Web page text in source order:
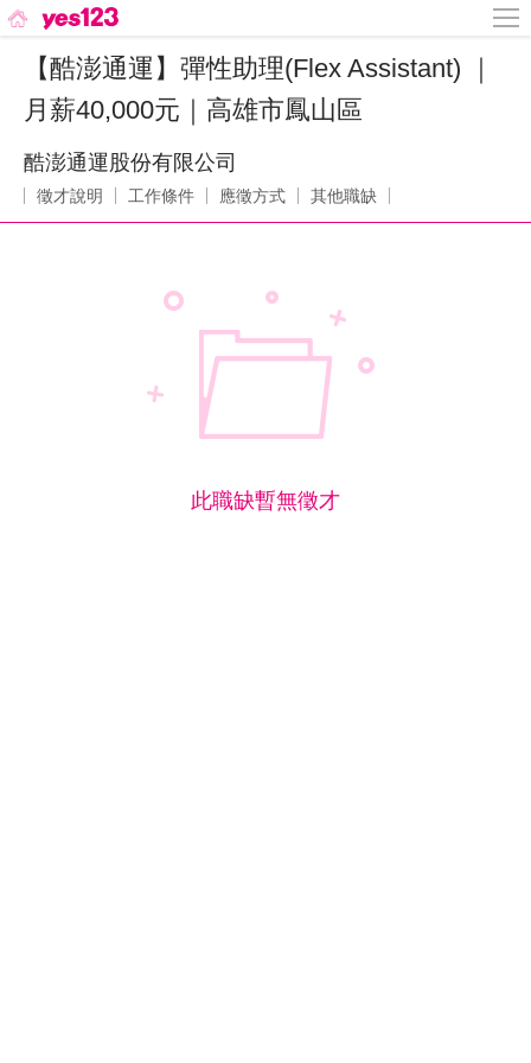
【酷澎通運】彈性助理(Flex Assistant) ｜
月薪40,000元｜高雄市鳳山區
酷澎通運股份有限公司
徵才說明 工作條件 應徵方式 其他職缺
此職缺暫無徵才